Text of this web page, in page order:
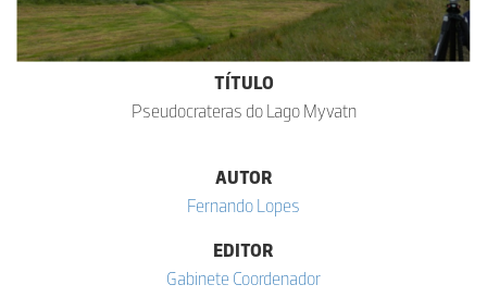
TÍTULO
Pseudocrateras do Lago Myvatn
AUTOR
Fernando Lopes
EDITOR
Gabinete Coordenador